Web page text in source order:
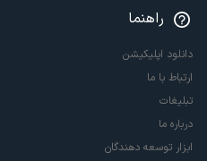
راهنما
دانلود اپلیکیشن
ارتباط با ما
تبلیغات
درباره ما
ابزار توسعه دهندگان